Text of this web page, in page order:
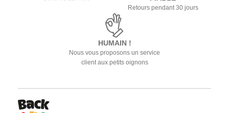
Retours pendant 30 jours
HUMAIN !
Nous vous proposons un service
client aux petits oignons